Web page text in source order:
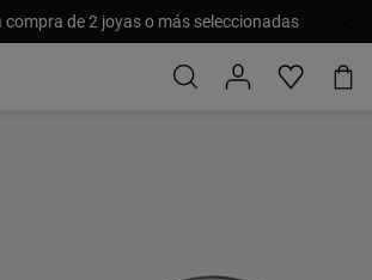
compra de 2 joyas o más seleccionadas